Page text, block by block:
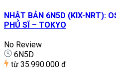
NHẬT BẢN 6N5D (KIX-NRT):
PHÚ SĨ – TOKYO
No Review
6N5D
từ 35.990.000 đ